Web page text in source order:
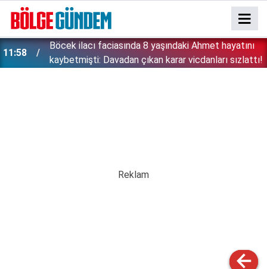
11:58
Böcek ilacı faciasında 8 yaşındaki Ahmet hayatını
kaybetmişti: Davadan çıkan karar vicdanları sızlattı!